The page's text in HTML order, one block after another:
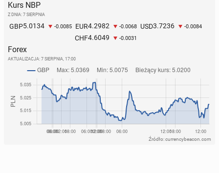
Kurs NBP
Z DNIA: 7 SIERPNIA
GBP5.0134 -0.0085 EUR4.2982 -0.0068 USD3.7236 -0.0084
CHF4.6049 -0.0031
Forex
AKTUALIZACJA: 7 SIERPNIA, 17:00
Źródło: currencybeacon.com